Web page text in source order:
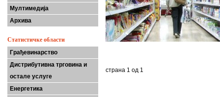
Мултимедија
Архива
Статистичке области
Грађевинарство
Дистрибутивна трговина и
остале услуге
Енергетика
страна 1 од 1